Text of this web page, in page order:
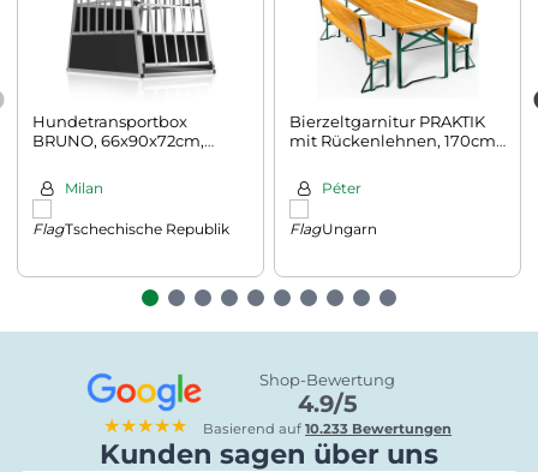
Hundetransportbox
BRUNO, 66x90x72cm,
Milan
Tschechische Republik
Bierzeltgarnitur PRAKTIK
mit Rückenlehnen, 170cm,
Péter
Ungarn
★★★★★
Shop-Bewertung
4.9/5
Basierend auf10.233 Bewertungen
Kunden sagen über uns